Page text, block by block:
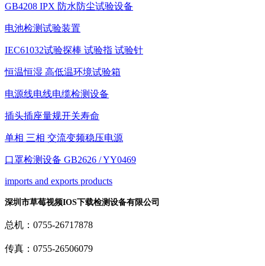
GB4208 IPX 防水防尘试验设备
电池检测试验装置
IEC61032试验探棒 试验指 试验针
恒温恒湿 高低温环境试验箱
电源线电线电缆检测设备
插头插座量规开关寿命
单相 三相 交流变频稳压电源
口罩检测设备 GB2626 / YY0469
imports and exports products
深圳市草莓视频IOS下载检测设备有限公司
总机：0755-26717878
传真：0755-26506079